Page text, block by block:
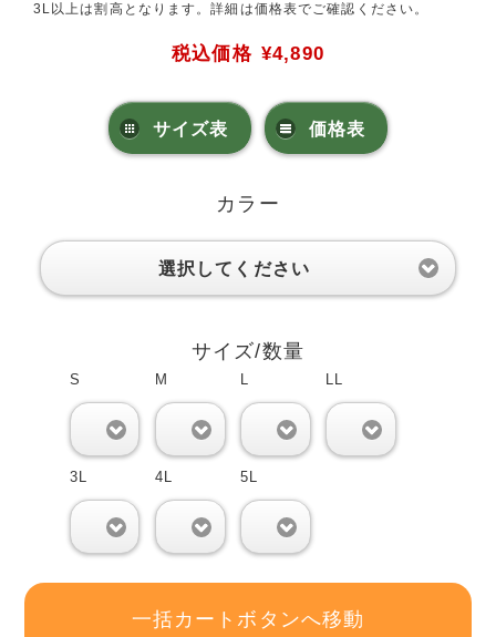
3L以上は割高となります。詳細は価格表でご確認ください。
税込価格 ¥4,890
サイズ表 価格表
カラー
選択してください
サイズ/数量
S M L LL
3L 4L 5L
一括カートボタンへ移動